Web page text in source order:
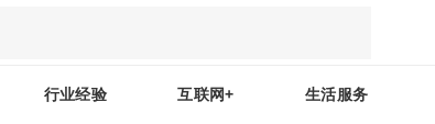
行业经验 互联网+ 生活服务